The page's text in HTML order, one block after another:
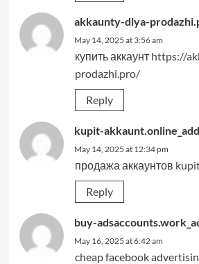
akkaunty-dlya-
May 14, 2025 at 3:56 am
купить аккаунт https://
prodazhi.pro/
Reply
kupit-
May 14, 2025 at 12:34 pm
продажа аккаунтов
Reply
buy-
May 16, 2025 at 6:42 am
cheap facebook